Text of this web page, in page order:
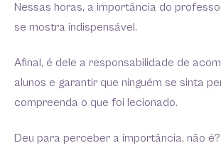
Nessas horas, a importância do
se mostra indispensável.
Afinal, é dele a responsabilidade de
alunos e garantir que ninguém se sinta
compreenda o que foi lecionado.
Deu para perceber a importância, não